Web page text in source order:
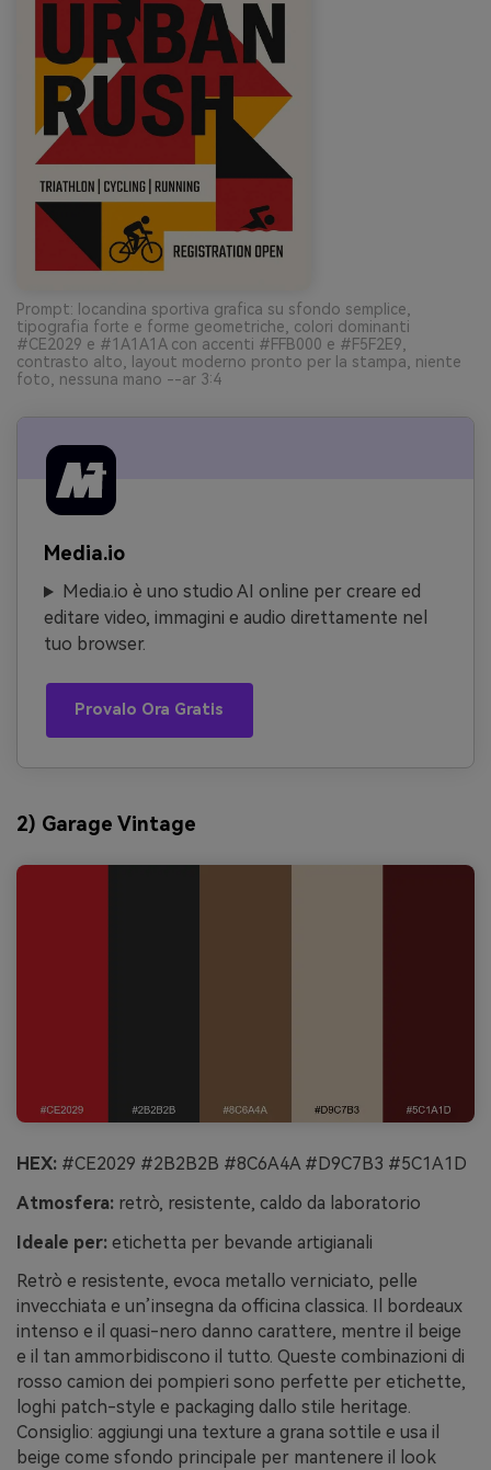
Prompt: locandina sportiva grafica su sfondo semplice,
tipografia forte e forme geometriche, colori dominanti
#CE2029 e #1A1A1A con accenti #FFB000 e #F5F2E9,
contrasto alto, layout moderno pronto per la stampa, niente
foto, nessuna mano --ar 3:4
Media.io
Media.io è uno studio AI online per creare ed
editare video, immagini e audio direttamente nel
tuo browser.
Provalo Ora Gratis
2) Garage Vintage
HEX: #CE2029 #2B2B2B #8C6A4A #D9C7B3 #5C1A1D
Atmosfera: retrò, resistente, caldo da laboratorio
Ideale per: etichetta per bevande artigianali
Retrò e resistente, evoca metallo verniciato, pelle
invecchiata e un’insegna da officina classica. Il bordeaux
intenso e il quasi-nero danno carattere, mentre il beige
e il tan ammorbidiscono il tutto. Queste combinazioni di
rosso camion dei pompieri sono perfette per etichette,
loghi patch-style e packaging dallo stile heritage.
Consiglio: aggiungi una texture a grana sottile e usa il
beige come sfondo principale per mantenere il look